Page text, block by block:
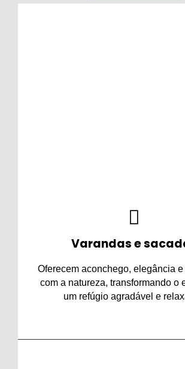
Varandas e
Oferecem aconchego, elegância
com a natureza, transformando o
um refúgio agradável e